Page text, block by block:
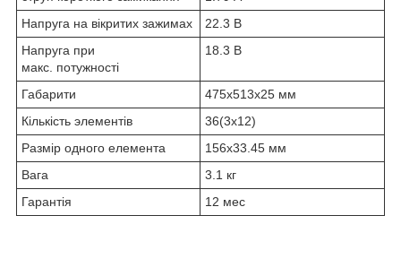
Напруга на вікритих зажимах
22.3 В
Напруга при
макс. потужності
18.3 В
Габарити
475x513x25 мм
Кількість элементів
36(3x12)
Размір одного елемента
156x33.45 мм
Вага
3.1 кг
Гарантія
12 мес